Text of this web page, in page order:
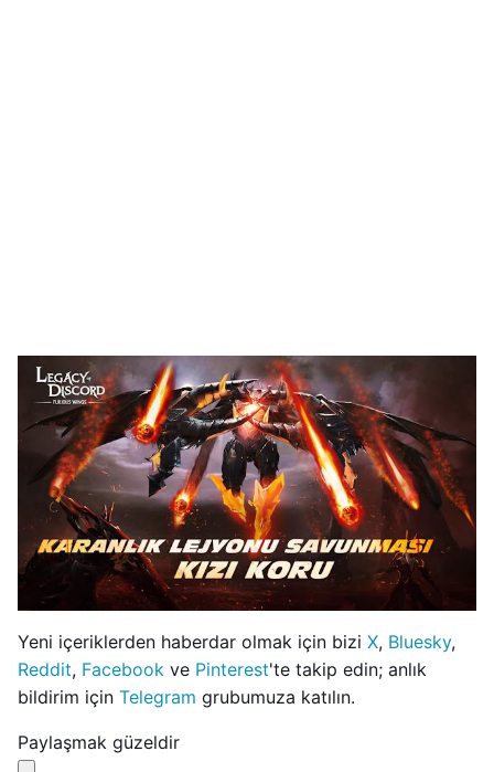
Yeni içeriklerden haberdar olmak için bizi X, Bluesky,
Reddit, Facebook ve Pinterest'te takip edin; anlık
bildirim için Telegram grubumuza katılın.
Paylaşmak güzeldir